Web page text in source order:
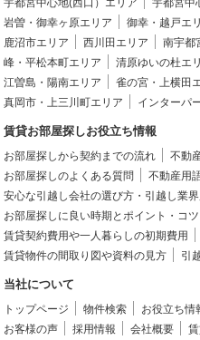
岩曽・御幸ヶ原エリア
御幸・越戸エ
鹿沼市エリア
西川田エリア 南宇都
峰・平松本町エリア
清原ゆいの杜エ
江曽島・陽南エリア
雀の宮・上横田
真岡市・上三川町エリア
インターパ
賃貸お部屋探しお役立ち情報
お部屋探しから契約までの流れ
不動
お部屋探しのよくある質問
不動産用
安心な引越し会社の選び方・引越し業
お部屋探しに良い時期とポイント・コツ
賃貸契約費用や一人暮らしの初期費用
賃貸物件の間取り図や資料の見方
引
当社について
トップページ 物件検索 お役立ち情
お客様の声
採用情報 会社概要